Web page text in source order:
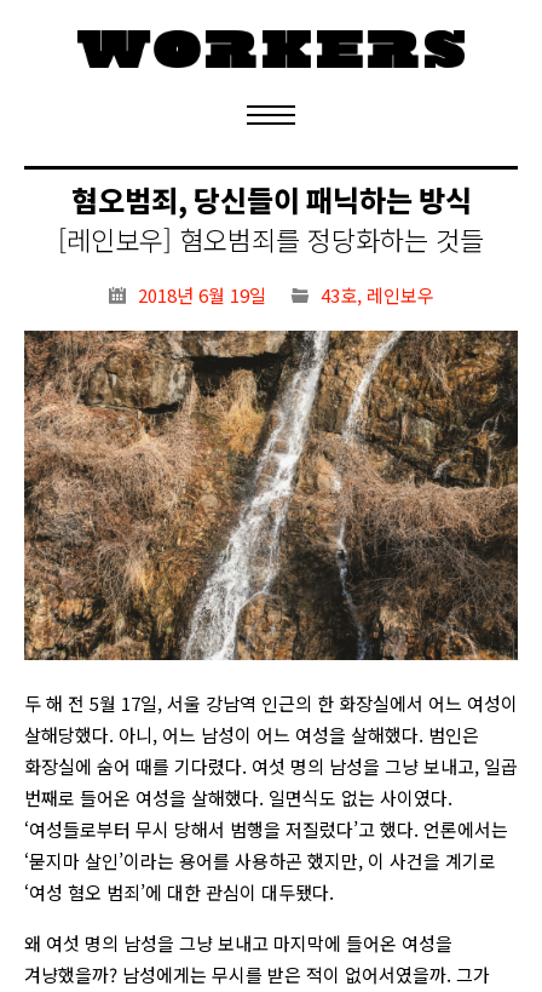
정기구독 신청
혐오범죄, 당신들이 패닉하는 방식
[레인보우] 혐오범죄를 정당화하는 것들
2018년 6월 19일 43호, 레인보우
두 해 전 5월 17일, 서울 강남역 인근의 한 화장실에서 어느 여성이
살해당했다. 아니, 어느 남성이 어느 여성을 살해했다. 범인은
화장실에 숨어 때를 기다렸다. 여섯 명의 남성을 그냥 보내고, 일곱
번째로 들어온 여성을 살해했다. 일면식도 없는 사이였다.
‘여성들로부터 무시 당해서 범행을 저질렀다’고 했다. 언론에서는
‘묻지마 살인’이라는 용어를 사용하곤 했지만, 이 사건을 계기로
‘여성 혐오 범죄’에 대한 관심이 대두됐다.
왜 여섯 명의 남성을 그냥 보내고 마지막에 들어온 여성을
겨냥했을까? 남성에게는 무시를 받은 적이 없어서였을까. 그가